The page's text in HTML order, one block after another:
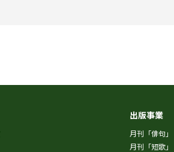
出版事業
月刊「俳句」
月刊「短歌」